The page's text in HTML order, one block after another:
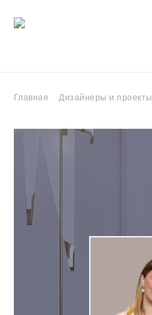
Главная Дизайнеры и проекты